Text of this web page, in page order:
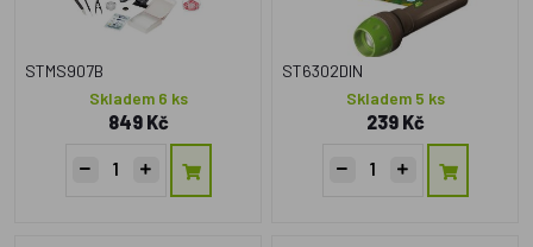
STMS907B
Skladem 6 ks
849 Kč
ST6302DIN
Skladem 5 ks
239 Kč